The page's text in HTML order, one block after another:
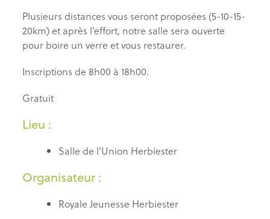
Plusieurs distances vous seront proposées (5-10-15-
20km) et après l’effort, notre salle sera ouverte
pour boire un verre et vous restaurer.
Inscriptions de 8h00 à 18h00.
Gratuit
Lieu :
Salle de l’Union Herbiester
Organisateur :
Royale Jeunesse Herbiester